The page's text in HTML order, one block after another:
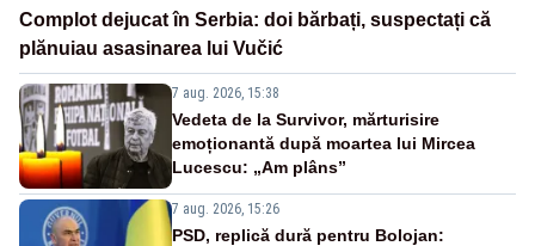
Complot dejucat în Serbia: doi bărbați, suspectați că
plănuiau asasinarea lui Vučić
7 aug. 2026, 15:38
Vedeta de la Survivor, mărturisire
emoționantă după moartea lui Mircea
Lucescu: „Am plâns”
7 aug. 2026, 15:26
PSD, replică dură pentru Bolojan: